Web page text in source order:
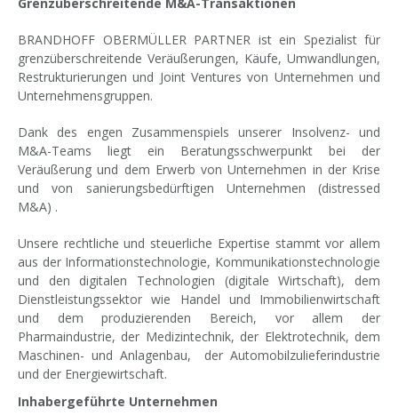
Grenzüberschreitende M&A-Transaktionen
BRANDHOFF OBERMÜLLER PARTNER ist ein Spezialist für
grenzüberschreitende Veräußerungen, Käufe, Umwandlungen,
Restrukturierungen und Joint Ventures von Unternehmen und
Unternehmensgruppen.
Dank des engen Zusammenspiels unserer Insolvenz- und
M&A-Teams liegt ein Beratungsschwerpunkt bei der
Veräußerung und dem Erwerb von Unternehmen in der Krise
und von sanierungsbedürftigen Unternehmen (distressed
M&A) .
Unsere rechtliche und steuerliche Expertise stammt vor allem
aus der Informationstechnologie, Kommunikationstechnologie
und den digitalen Technologien (digitale Wirtschaft), dem
Dienstleistungssektor wie Handel und Immobilienwirtschaft
und dem produzierenden Bereich, vor allem der
Pharmaindustrie, der Medizintechnik, der Elektrotechnik, dem
Maschinen- und Anlagenbau, der Automobilzulieferindustrie
und der Energiewirtschaft.
Inhabergeführte Unternehmen